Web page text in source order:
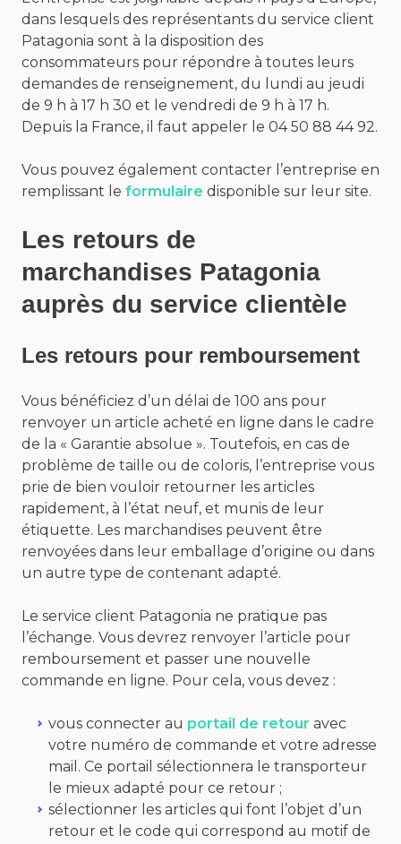
dans lesquels des représentants du service client
Patagonia sont à la disposition des
consommateurs pour répondre à toutes leurs
demandes de renseignement, du lundi au jeudi
de 9 h à 17 h 30 et le vendredi de 9 h à 17 h.
Depuis la France, il faut appeler le 04 50 88 44 92.
Vous pouvez également contacter l’entreprise en
remplissant le formulaire disponible sur leur site.
Les retours de
marchandises Patagonia
auprès du service clientèle
Les retours pour remboursement
Vous bénéficiez d’un délai de 100 ans pour
renvoyer un article acheté en ligne dans le cadre
de la « Garantie absolue ». Toutefois, en cas de
problème de taille ou de coloris, l’entreprise vous
prie de bien vouloir retourner les articles
rapidement, à l’état neuf, et munis de leur
étiquette. Les marchandises peuvent être
renvoyées dans leur emballage d’origine ou dans
un autre type de contenant adapté.
Le service client Patagonia ne pratique pas
l’échange. Vous devrez renvoyer l’article pour
remboursement et passer une nouvelle
commande en ligne. Pour cela, vous devez :
vous connecter au portail de retour avec
votre numéro de commande et votre adresse
mail. Ce portail sélectionnera le transporteur
le mieux adapté pour ce retour ;
sélectionner les articles qui font l’objet d’un
retour et le code qui correspond au motif de